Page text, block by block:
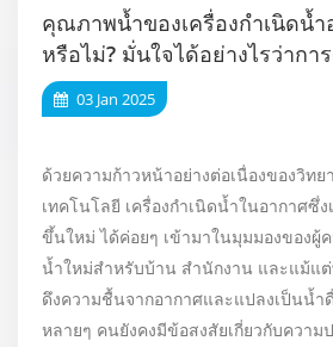
คุณภาพน้ำของเครื่องกำเนิดน้
หรือไม่? มั่นใจได้อย่างไรว่ากา
03 Jan 2025
ด้วยความก้าวหน้าอย่างต่อเนื่องของวิทย
เทคโนโลยี เครื่องกำเนิดน้ำในอากาศซึ่
ขึ้นใหม่ ได้ค่อยๆ เข้ามาในมุมมองของผู้
น้ำใหม่สำหรับบ้าน สำนักงาน และแม้แ
ดึงความชื้นจากอากาศและแปลงเป็นน้ำ
หลายๆ คนยังคงมีข้อสงสัยเกี่ยวกับควา